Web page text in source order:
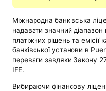
Міжнародна банківська
надавати значний
платіжних рішень та емісії
банківської установи в
переваги завдяки Закону
IFE.
Вибираючи фінансову